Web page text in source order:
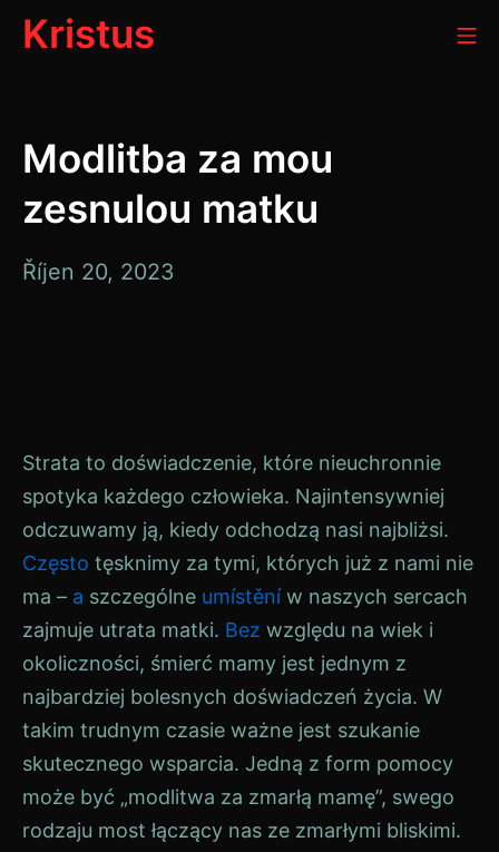
Přeskočit
Kristus
Modlitba za mou
zesnulou matku
Říjen 20, 2023
Strata to doświadczenie, które nieuchronnie
spotyka każdego człowieka. Najintensywniej
odczuwamy ją, kiedy odchodzą nasi najbliżsi.
Często tęsknimy za tymi, których już z nami nie
ma – a szczególne umístěníw naszych sercach
zajmuje utrata matki. Bez względu na wiek i
okoliczności, śmierć mamy jest jednym z
najbardziej bolesnych doświadczeń życia. W
takim trudnym czasie ważne jest szukanie
skutecznego wsparcia. Jedną z form pomocy
może być „modlitwa za zmarłą mamę”, swego
rodzaju most łączący nas ze zmarłymi bliskimi.